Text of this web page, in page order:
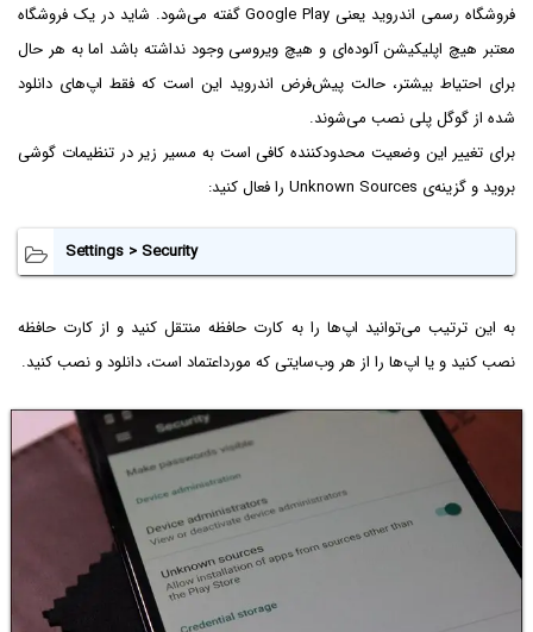
فروشگاه رسمی اندروید یعنی Google Play‌ گفته می‌شود. شاید در یک فروشگاه
معتبر هیچ اپلیکیشن آلوده‌ای و هیچ ویروسی وجود نداشته باشد اما به هر حال
برای احتیاط بیشتر، حالت پیش‌فرض اندروید این است که فقط اپ‌های دانلود
شده از گوگل پلی نصب می‌شوند.
برای تغییر این وضعیت محدود‌کننده کافی است به مسیر زیر در تنظیمات گوشی
بروید و گزینه‌ی Unknown Sources را فعال کنید:
Settings > Security
به این ترتیب می‌توانید اپ‌ها را به کارت حافظه منتقل کنید و از کارت حافظه
نصب کنید و یا اپ‌ها را از هر وب‌سایتی که مورداعتماد است، دانلود و نصب کنید.